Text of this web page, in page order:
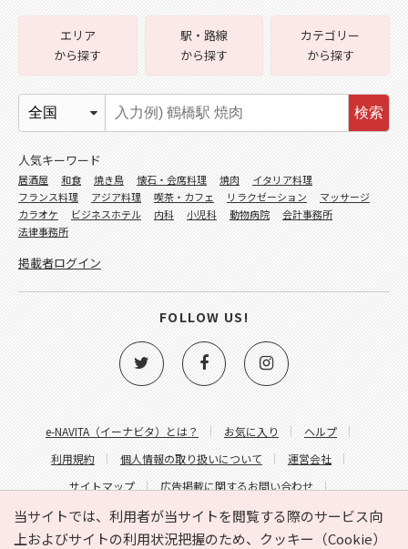
当サイトでは、利用者が当サイトを閲覧する際のサービス向
上およびサイトの利用状況把握のため、クッキー（Cookie）
e-NAVITA（イーナビタ）とは？ お気に入り
ヘルプ
利用規約
個人情報の取り扱いについて
運営会社
サイトマップ
広告掲載に関するお問い合わせ
サイトの内容に関するお問い合わせ
エリア
から探す
駅・路線
から探す
カテゴリー
から探す
検索
人気キーワード
居酒屋 和食 焼き鳥 懐石・会席料理 焼肉
イタリア料理
フランス料理
アジア料理 喫茶・カフェ リラクゼーション
マッサージ
カラオケ
ビジネスホテル 内科 小児科 動物病院
会計事務所
法律事務所
掲載者ログイン
FOLLOW US!